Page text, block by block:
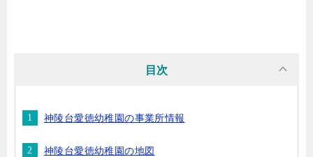
目次
神陵台愛徳幼稚園の事業所情報
神陵台愛徳幼稚園の地図